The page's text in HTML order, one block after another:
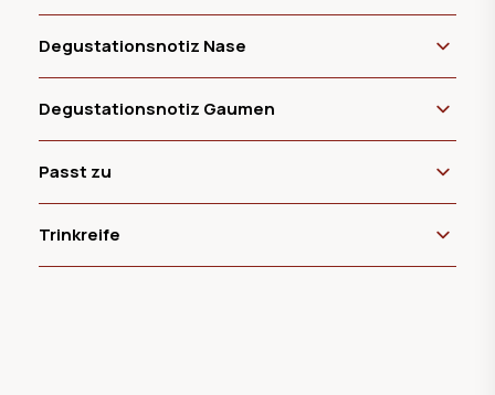
Degustationsnotiz Nase
Degustationsnotiz Gaumen
Passt zu
Trinkreife